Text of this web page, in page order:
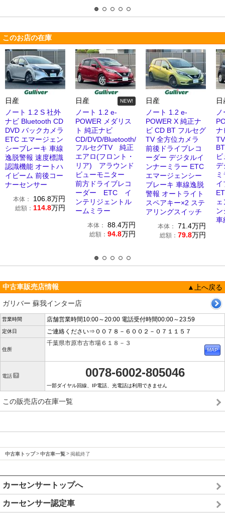
このお店の在庫
日産
ノート 1.2 S 社外
ナビ Bluetooth CD
DVD バックカメラ
ETC エマージェン
シーブレーキ 車線
逸脱警報 速度標識
認識機能 オートハ
イビーム 前後コー
ナーセンサー
本体： 106.8万円
総額： 114.8万円
日産 NEW!
ノート 1.2 e-
POWER メダリス
ト 純正ナビ
CD/DVD/Bluetooth/
フルセグTV 純正
エアロ(フロント・
リア) アラウンド
ビューモニター
前方ドライブレコ
ーダー ETC イ
ンテリジェントル
ームミラー
本体： 88.4万円
総額： 94.8万円
日産
ノート 1.2 e-
POWER X 純正ナ
ビ CD BT フルセグ
TV 全方位カメラ
前後ドライブレコ
ーダー デジタルイ
ンナーミラー ETC
エマージェンシー
ブレーキ 車線逸脱
警報 オートライト
スペアキー×2 ステ
アリングスイッチ
本体： 71.4万円
総額： 79.8万円
日
デ
車
中古車販売店情報
▲上へ戻る
ガリバー 蘇我インター店
営業時間 店舗営業時間10:00～20:00 電話受付時間00:00～23:59
定休日 ご連絡ください⇒００７８－６００２－０７１１５７
住所
千葉県市原市古市場６１８－３
電話 0078-6002-805046
一部ダイヤル回線、IP電話、光電話は利用できません
この販売店の在庫一覧
中古車トップ 中古車一覧 掲載終了
カーセンサートップへ
カーセンサー認定車